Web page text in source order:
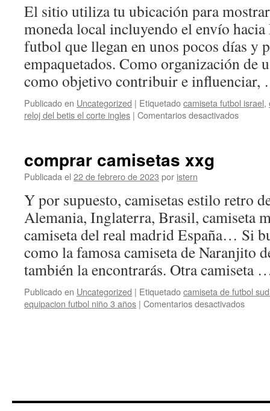
El sitio utiliza tu ubicación para
moneda local incluyendo el envío hacia
futbol que llegan en unos pocos días y
empaquetados. Como organización de
como objetivo contribuir e
Publicado en Uncategorized | Etiquetadocamiseta futbol israel,
reloj del betis el corte ingles | Comentarios desactivadosen
comprar camisetas xxg
Publicada el 22 de febrero de 2023 por istern
Y por supuesto, camisetas estilo retro
Alemania, Inglaterra, Brasil, camiseta
camiseta del real madrid España… Si
como la famosa camiseta de Naranjito
también la encontrarás. Otra camiseta
Publicado en Uncategorized | Etiquetadocamiseta de futbol
equipacion futbol niño 3 años | Comentarios desactivadosen